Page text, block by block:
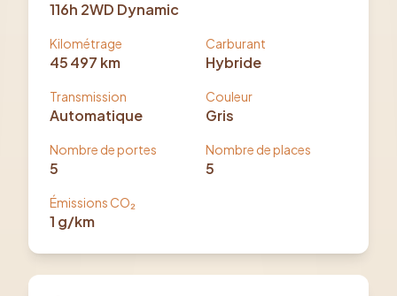
116h 2WD Dynamic
Kilométrage
45 497 km
Carburant
Hybride
Transmission
Automatique
Couleur
Gris
Nombre de portes
5
Nombre de places
5
Émissions CO₂
1 g/km